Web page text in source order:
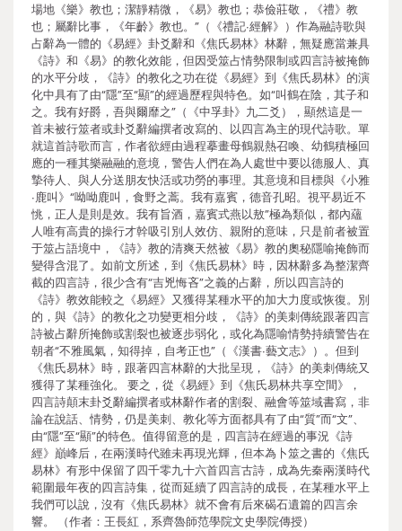
場地《樂》教也；潔靜精微，《易》教也；恭儉莊敬，《禮》教
也；屬辭比事，《年齡》教也。”（《禮記∙經解》）作為融詩歌與
占辭為一體的《易經》卦爻辭和《焦氏易林》林辭，無疑應當兼具
《詩》和《易》的教化效能，但因受筮占情勢限制或四言詩被掩飾
的水平分歧，《詩》的教化之功在從《易經》到《焦氏易林》的演
化中具有了由“隱”至“顯”的經過歷程與特色。如“叫鶴在陰，其子和
之。我有好爵，吾與爾靡之”（《中孚卦》九二爻），顯然這是一
首未被行筮者或卦爻辭編撰者改寫的、以四言為主的現代詩歌。單
就這首詩歌而言，作者欲經由過程摹畫母鶴親熱召喚、幼鶴積極回
應的一種其樂融融的意境，警告人們在為人處世中要以德服人、真
摯待人、與人分送朋友快活或功勞的事理。其意境和目標與《小雅
∙鹿叫》“呦呦鹿叫，食野之蒿。我有嘉賓，德音孔昭。視平易近不
恌，正人是則是效。我有旨酒，嘉賓式燕以敖”極為類似，都內蘊
人唯有高貴的操行才幹吸引別人效仿、親附的意味，只是前者被置
于筮占語境中，《詩》教的清爽天然被《易》教的奧秘隱喻掩飾而
變得含混了。如前文所述，到《焦氏易林》時，因林辭多為整潔齊
截的四言詩，很少含有“吉兇悔吝”之義的占辭，所以四言詩的
《詩》教效能較之《易經》又獲得某種水平的加大力度或恢復。別
的，與《詩》的教化之功變更相分歧，《詩》的美刺傳統跟著四言
詩被占辭所掩飾或割裂也被逐步弱化，或化為隱喻情勢持續警告在
朝者“不雅風氣，知得掉，自考正也”（《漢書∙藝文志》）。但到
《焦氏易林》時，跟著四言林辭的大批呈現，《詩》的美刺傳統又
獲得了某種強化。 要之，從《易經》到《焦氏易林共享空間》，
四言詩顛末卦爻辭編撰者或林辭作者的割裂、融會等筮域書寫，非
論在說話、情勢，仍是美刺、教化等方面都具有了由“質”而“文”、
由“隱”至“顯”的特色。值得留意的是，四言詩在經過的事況《詩
經》巔峰后，在兩漢時代雖未再現光輝，但本為卜筮之書的《焦氏
易林》有形中保留了四千零九十六首四言古詩，成為先秦兩漢時代
範圍最年夜的四言詩集，從而延續了四言詩的成長，在某種水平上
我們可以說，沒有《焦氏易林》就不會有后來碣石遺篇的四言余
響。 （作者：王長紅，系齊魯師范學院文史學院傳授）